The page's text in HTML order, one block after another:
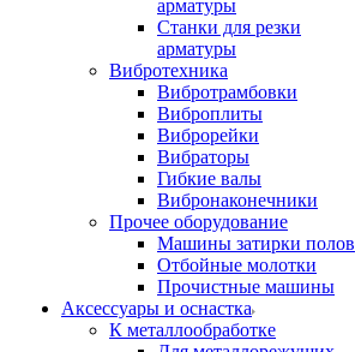
арматуры
Станки для резки
арматуры
Вибротехника
Вибротрамбовки
Виброплиты
Виброрейки
Вибраторы
Гибкие валы
Вибронаконечники
Прочее оборудование
Машины затирки полов
Отбойные молотки
Прочистные машины
Аксeccyapы и оснастка
К металлообработке